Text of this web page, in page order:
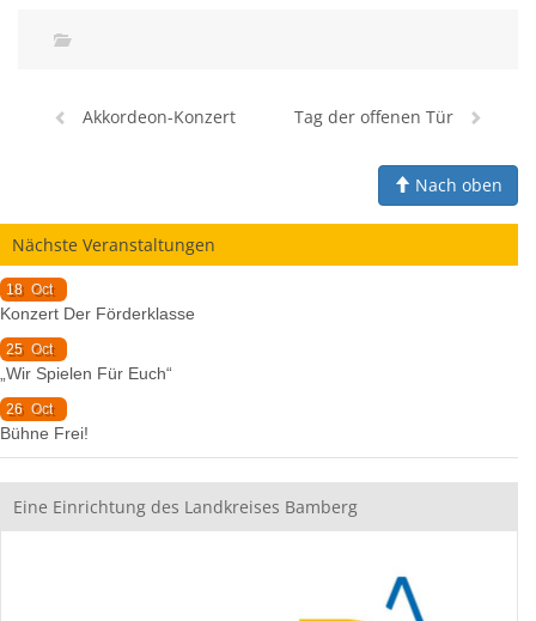
Akkordeon-Konzert Tag der offenen Tür
Nach oben
Nächste Veranstaltungen
18 Oct
Konzert Der Förderklasse
25 Oct
„Wir Spielen Für Euch“
26 Oct
Bühne Frei!
Eine Einrichtung des Landkreises Bamberg